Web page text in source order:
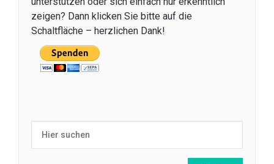
zeigen? Dann klicken Sie bitte auf die
Schaltfläche – herzlichen Dank!